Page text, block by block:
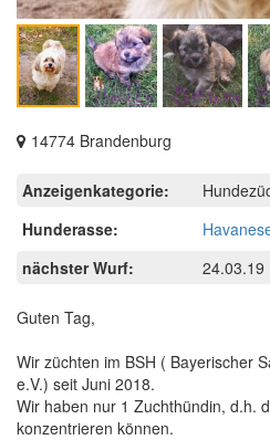
14774 Brandenburg
Anzeigenkategorie:
Hunderasse:
nächster Wurf:
24.03.19
Guten Tag,
Wir züchten im BSH ( Bayerischer
e.V.) seit Juni 2018.
Wir haben nur 1 Zuchthündin, d.h.
konzentrieren können.